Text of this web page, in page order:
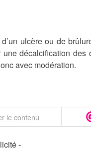
ulcère ou de
décalcification des
avec modération.
le contenu
-